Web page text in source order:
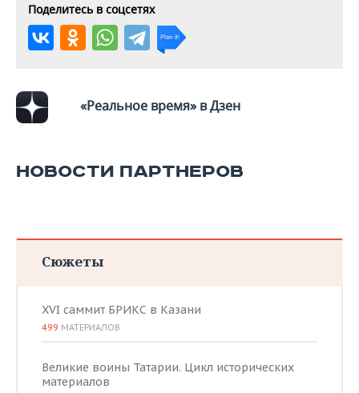
Поделитесь в соцсетях
«Реальное время» в Дзен
НОВОСТИ ПАРТНЕРОВ
Сюжеты
XVI саммит БРИКС в Казани
499 МАТЕРИАЛОВ
Великие воины Татарии. Цикл исторических
материалов